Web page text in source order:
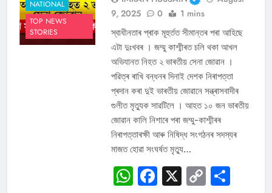
NATIONAL
TOP NEWS
STORIES
9, 2025
0 1 mins
স্বাধীনতাৰ প্ৰাক মূহুৰ্তত সীমান্তৰ পৰা আহিছে
এটা দুঃখবৰ । জম্মু কাশ্মীৰত চলি থকা আখল
অভিযানত নিহত ২ ভাৰতীয় সেনা জোৱান ।
পৱিত্ৰ ৰাখি বন্ধনৰ দিনাই দেশক নিৰাপত্তা
প্ৰদান কৰা দুই ভাৰতীয় জোৱানে সন্ত্ৰাসবাদীৰ
গুলীত মৃত্যুক সাৱটিলে । আহত ১০ জন ভাৰতীয়
জোৱান কালি নিশাৰে পৰা জম্মু-কাশ্মীৰৰ
নিৰাপত্তাৰক্ষী আৰু নিষিদ্ধ সংগঠনৰ সদস্যৰ
মাজত হোৱা সংঘৰ্ষত মৃত্যু…
WhatsApp
Facebook
X Copy